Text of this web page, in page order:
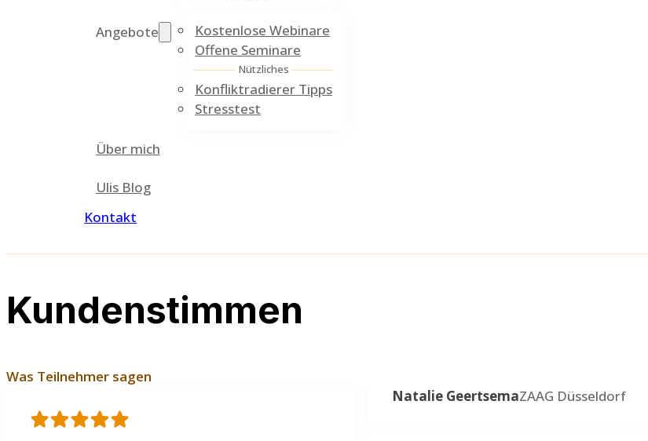
Angebote
Kostenlose Webinare
Offene Seminare
Nützliches
Konfliktradierer Tipps
Stresstest
Über mich
Ulis Blog
Kontakt
Kundenstimmen
Was Teilnehmer sagen
Natalie GeertsemaZAAG Düsseldorf